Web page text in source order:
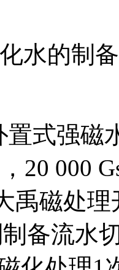
水的制备
置式强磁
20 000
禹磁处
制备流水